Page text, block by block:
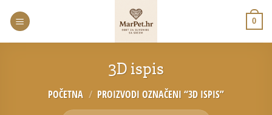
0
3D ispis
POČETNA / PROIZVODI OZNAČENI “3D ISPIS”